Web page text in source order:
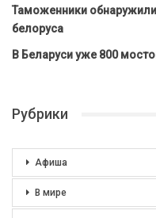
Таможенники
белоруса
В Беларуси уже 800
Рубрики
Афиша
В мире